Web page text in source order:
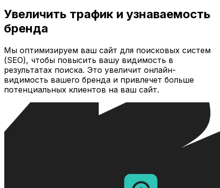
Увеличить трафик и узнаваемость
бренда
Мы оптимизируем ваш сайт для поисковых систем
(SEO), чтобы повысить вашу видимость в
результатах поиска. Это увеличит онлайн-
видимость вашего бренда и привлечет больше
потенциальных клиентов на ваш сайт.